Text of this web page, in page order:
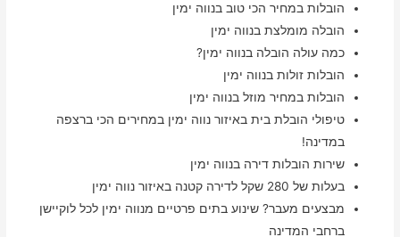
הובלות במחיר הכי טוב בנווה ימין
הובלה מומלצת בנווה ימין
כמה עולה הובלה בנווה ימין?
הובלות זולות בנווה ימין
הובלות במחיר מוזל בנווה ימין
טיפולי הובלת בית באיזור נווה ימין במחירים הכי ברצפה
במדינה!
שירות הובלות דירה בנווה ימין
בעלות של 280 שקל לדירה קטנה באיזור נווה ימין
מבצעים מעבר? שינוע בתים פרטיים מנווה ימין לכל לוקיישן
ברחבי המדינה